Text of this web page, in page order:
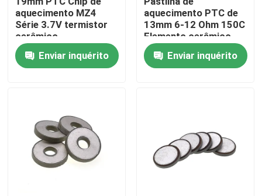
Produtos
vídeos
Visita à fábrica
Controle de qualidade
aquecimento MZ4
Série 3.7V termistor
cerâmico
Enviar inquérito
aquecimento PTC de
13mm 6-12 Ohm 150C
Elemento cerâmico
Enviar inquérito